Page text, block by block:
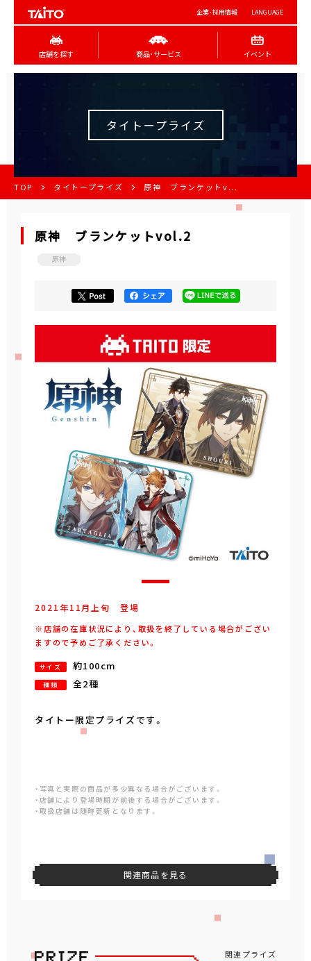
企業･採用情報 LANGUAGE
店舗を探す 商品･サービス イベント
タイトープライズ
TOP タイトープライズ 原神 ブランケットv...
原神 ブランケットvol.2
原神
2021年11月 上旬 登場
※店舗の在庫状況により、取扱を終了している場合がござい
ますので予めご了承ください。
サイズ 約100cm
種類 全2種
タイトー限定プライズです。
・写真と実際の商品が多少異なる場合がございます。
・店舗により登場時期が前後する場合がございます。
・取扱店舗は随時更新となります。
関連商品を見る
関連プライズ